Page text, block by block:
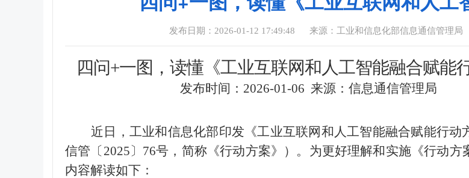
发布日期：2026-01-12 17:49:48 来源：工业和信息化部信息通信管理局
四问+一图，读懂《工业互联网和人工智能融合赋能
发布时间： 2026-01-06 来源：信息通信管理局
近日，工业和信息化部印发《工业互联网和人工智能融合赋能行动
信管〔 2025〕 76号，简称《行动方案》）。为更好理解和实施《行动方
内容解读如下：